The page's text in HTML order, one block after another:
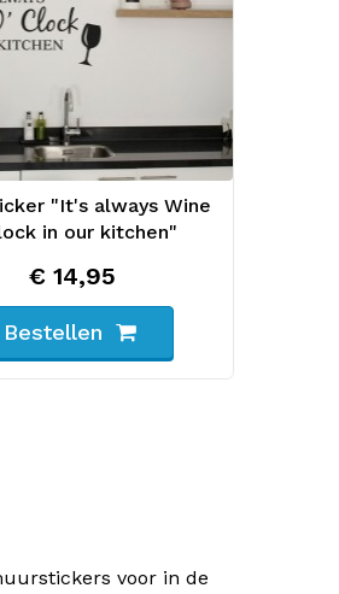
"It's always Wine
in our kitchen"
€ 14,95
Bestellen
voor in de